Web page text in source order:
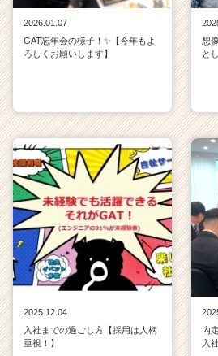
2026.01.07
GAT忘年会の様子！✨【今年もよ
ろしくお願いします】
想
と
2025.12.04
入社までの過ごし方【採用は人柄
重視！】
内
入